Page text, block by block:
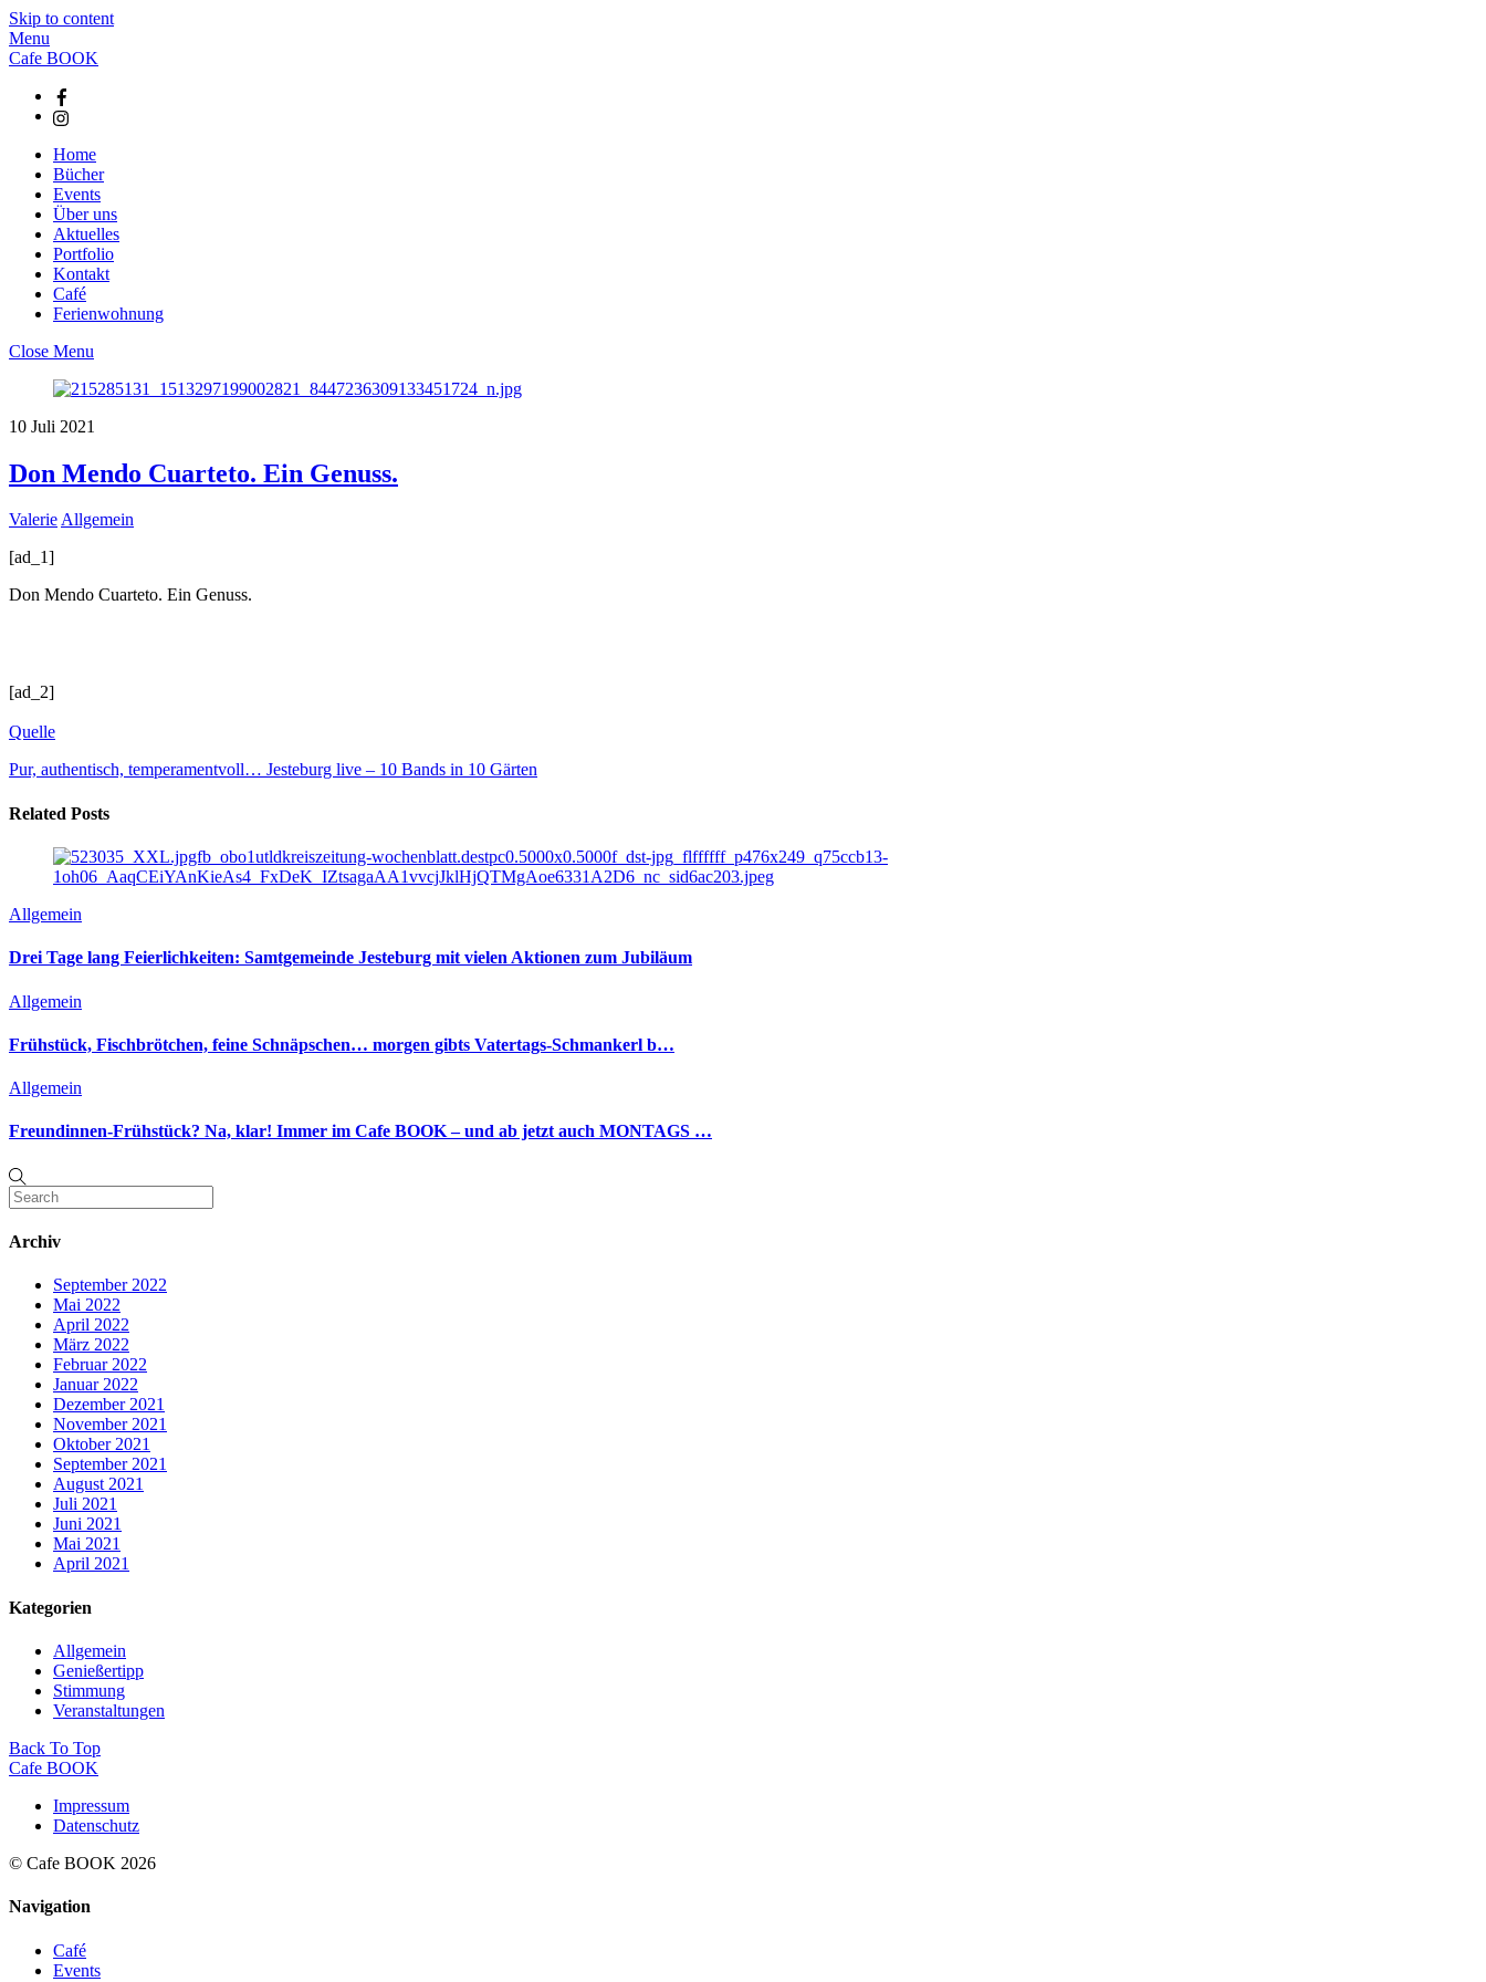
Skip to content
Menu
Cafe BOOK
Home
Bücher
Events
Über uns
Aktuelles
Portfolio
Kontakt
Café
Ferienwohnung
Close Menu
10 Juli 2021
Don Mendo Cuarteto. Ein Genuss.
ValerieAllgemein
[ad_1]
Don Mendo Cuarteto. Ein Genuss.
[ad_2]
Quelle
Pur, authentisch, temperamentvoll… Jesteburg live – 10 Bands in 10 Gärten
Related Posts
Allgemein
Drei Tage lang Feierlichkeiten: Samtgemeinde Jesteburg mit vielen Aktionen zum Jubiläum
Allgemein
Frühstück, Fischbrötchen, feine Schnäpschen… morgen gibts Vatertags-Schmankerl b…
Allgemein
Freundinnen-Frühstück? Na, klar! Immer im Cafe BOOK – und ab jetzt auch MONTAGS …
Archiv
September 2022
Mai 2022
April 2022
März 2022
Februar 2022
Januar 2022
Dezember 2021
November 2021
Oktober 2021
September 2021
August 2021
Juli 2021
Juni 2021
Mai 2021
April 2021
Kategorien
Allgemein
Genießertipp
Stimmung
Veranstaltungen
Back To Top
Cafe BOOK
Impressum
Datenschutz
© Cafe BOOK 2026
Navigation
Café
Events